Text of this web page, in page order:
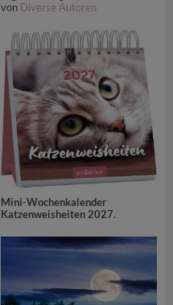
von Diverse Autoren
Mini-Wochenkalender
Katzenweisheiten 2027.